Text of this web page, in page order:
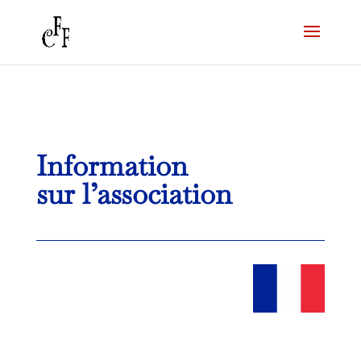
Information
sur l’association